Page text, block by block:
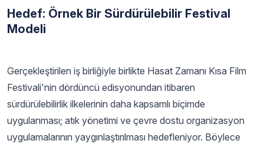
Hedef: Örnek Bir Sürdürülebilir Festival
Modeli
Gerçekleştirilen iş birliğiyle birlikte Hasat Zamanı Kısa Film
Festivali'nin dördüncü edisyonundan itibaren
sürdürülebilirlik ilkelerinin daha kapsamlı biçimde
uygulanması; atık yönetimi ve çevre dostu organizasyon
uygulamalarının yaygınlaştırılması hedefleniyor. Böylece